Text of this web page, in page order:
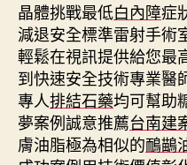
晶體挑戰最低白內障症
減退安全標準雷射手術
輕鬆在視訊提供給您最
到快速安全技術專業醫
專人排結石藥均可幫助
夢案例誠意推薦台南建
膚油脂極為相似的鴯鶓